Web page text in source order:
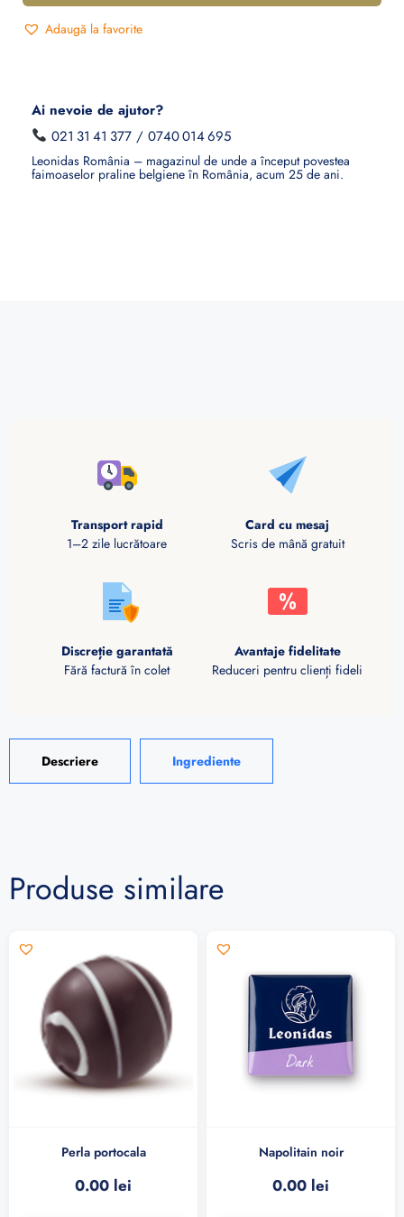
Adaugă la favorite
Ai nevoie de ajutor?
021 31 41 377 /0740 014 695
Leonidas România – magazinul de unde a început povestea
faimoaselor praline belgiene în România, acum 25 de ani.
Transport rapid
1–2 zile lucrătoare
Card cu mesaj
Scris de mână gratuit
Discreție garantată
Fără factură în colet
Avantaje fidelitate
Reduceri pentru clienți fideli
Descriere Ingrediente
Produse similare
Perla portocala
0.00 lei
Napolitain noir
0.00 lei